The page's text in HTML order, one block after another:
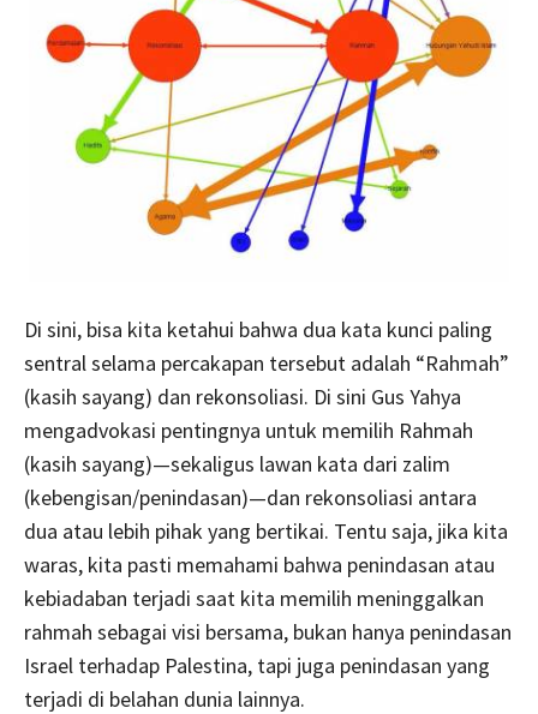
Di sini, bisa kita ketahui bahwa dua kata kunci paling
sentral selama percakapan tersebut adalah “Rahmah”
(kasih sayang) dan rekonsoliasi. Di sini Gus Yahya
mengadvokasi pentingnya untuk memilih Rahmah
(kasih sayang)—sekaligus lawan kata dari zalim
(kebengisan/penindasan)—dan rekonsoliasi antara
dua atau lebih pihak yang bertikai. Tentu saja, jika kita
waras, kita pasti memahami bahwa penindasan atau
kebiadaban terjadi saat kita memilih meninggalkan
rahmah sebagai visi bersama, bukan hanya penindasan
Israel terhadap Palestina, tapi juga penindasan yang
terjadi di belahan dunia lainnya.